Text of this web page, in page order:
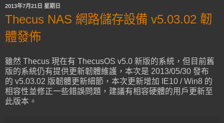
2013年7月21日 星期日
Thecus NAS 網路儲存設備 v5.03.02 韌
體發佈
雖然 Thecus 現在有 ThecusOS v5.0 新版的系統，但目前舊
版的系統仍有提供更新韌體維護，本次是 2013/05/30 發布
的 v5.03.02 版韌體更新細節，本次更新增加 IE10 / Win8 的
相容性並修正一些錯誤問題，建議有相容硬體的用戶更新至
此版本。